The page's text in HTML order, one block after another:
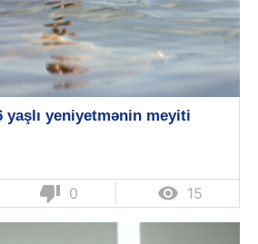
yaşlı yeniyetmənin meyiti
thumb_down 0  15